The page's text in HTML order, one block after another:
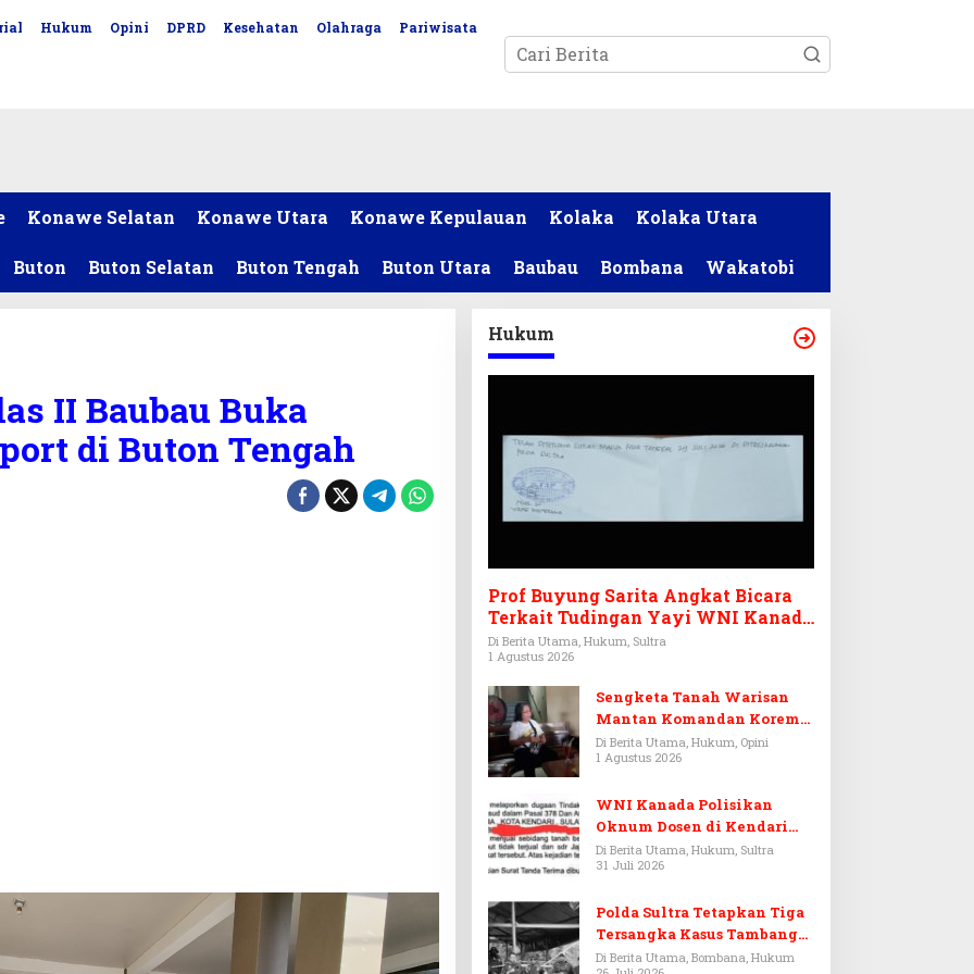
Hukum Opini DPRD Kesehatan Olahraga Pariwisata
Konawe Selatan Konawe Utara Konawe Kepulauan Kolaka Kolaka Utara
Buton Buton Selatan Buton Tengah Buton Utara Baubau Bombana Wakatobi
II Baubau Buka
di Buton Tengah
Hukum
Prof Buyung Sarita Angkat Bicara
Terkait Tudingan Yayi WNI Kanada
Ditagih Utang Rp3,6 Miliar
Di Berita Utama, Hukum, Sultra
1 Agustus 2026
Sengketa Tanah Warisan
Mantan Komandan Korem
143/HO, Ketika Warisan
Menjadi Arena Pemerasan
Di Berita Utama, Hukum, Opini
1 Agustus 2026
WNI Kanada Polisikan
Oknum Dosen di Kendari
Terkait Aset Puluhan Miliar
Di Berita Utama, Hukum, Sultra
31 Juli 2026
Polda Sultra Tetapkan Tiga
Tersangka Kasus Tambang
Emas Ilegal di Bombana
Di Berita Utama, Bombana, Hukum